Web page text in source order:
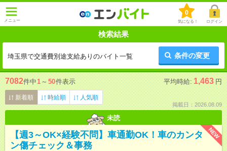
メニュー
0
気になる！ ログイン
検索結果
埼玉県で交通費別途支給ありのバイト一覧 条件の変更
7082件中1 ～ 50件表示 平均時給: 1,463 円
新着順 時給順 人気順
掲載日：2026.08.09
未読
NEW
【週3～OK×経験不問】車通勤OK！車のカンタ
ン傷チェック＆事務